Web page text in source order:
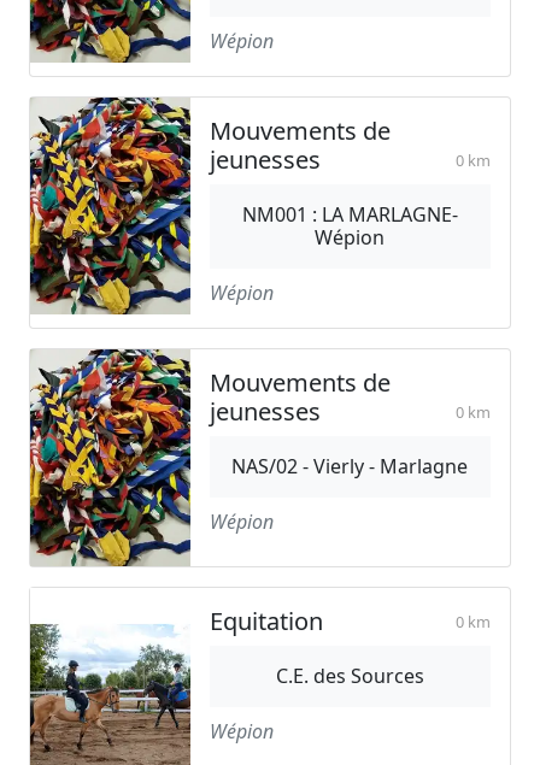
Wépion
Mouvements de
jeunesses
0 km
NM001 : LA MARLAGNE-
Wépion
Wépion
Mouvements de
jeunesses
0 km
NAS/02 - Vierly - Marlagne
Wépion
Equitation 0 km
C.E. des Sources
Wépion